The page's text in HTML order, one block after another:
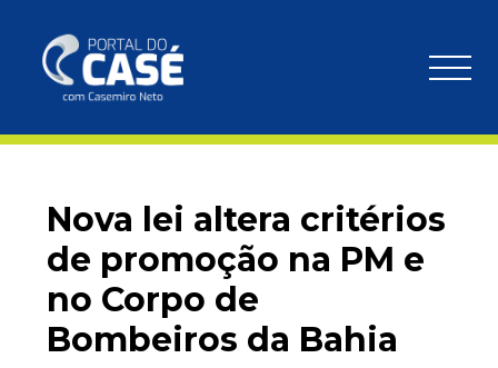
Nova lei altera critérios
de promoção na PM e
no Corpo de
Bombeiros da Bahia